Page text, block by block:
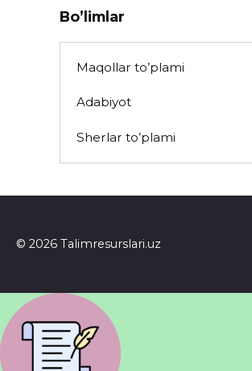
Bo’limlar
Maqollar to’plami
Adabiyot
Sherlar to’plami
© 2026 Talimresurslari.uz